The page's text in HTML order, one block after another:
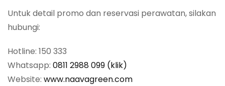
Untuk detail promo dan reservasi perawatan, silakan
hubungi:
Hotline: 150 333
Whatsapp: 0811 2988 099 (klik)
Website: www.naavagreen.com